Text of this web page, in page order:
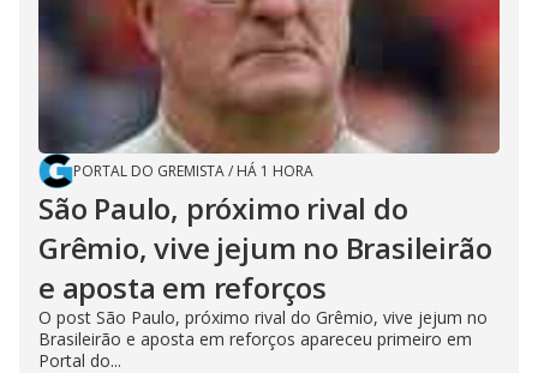
PORTAL DO GREMISTA/ HÁ 1 HORA
São Paulo, próximo rival do
Grêmio, vive jejum no Brasileirão
e aposta em reforços
O post São Paulo, próximo rival do Grêmio, vive jejum no
Brasileirão e aposta em reforços apareceu primeiro em
Portal do...